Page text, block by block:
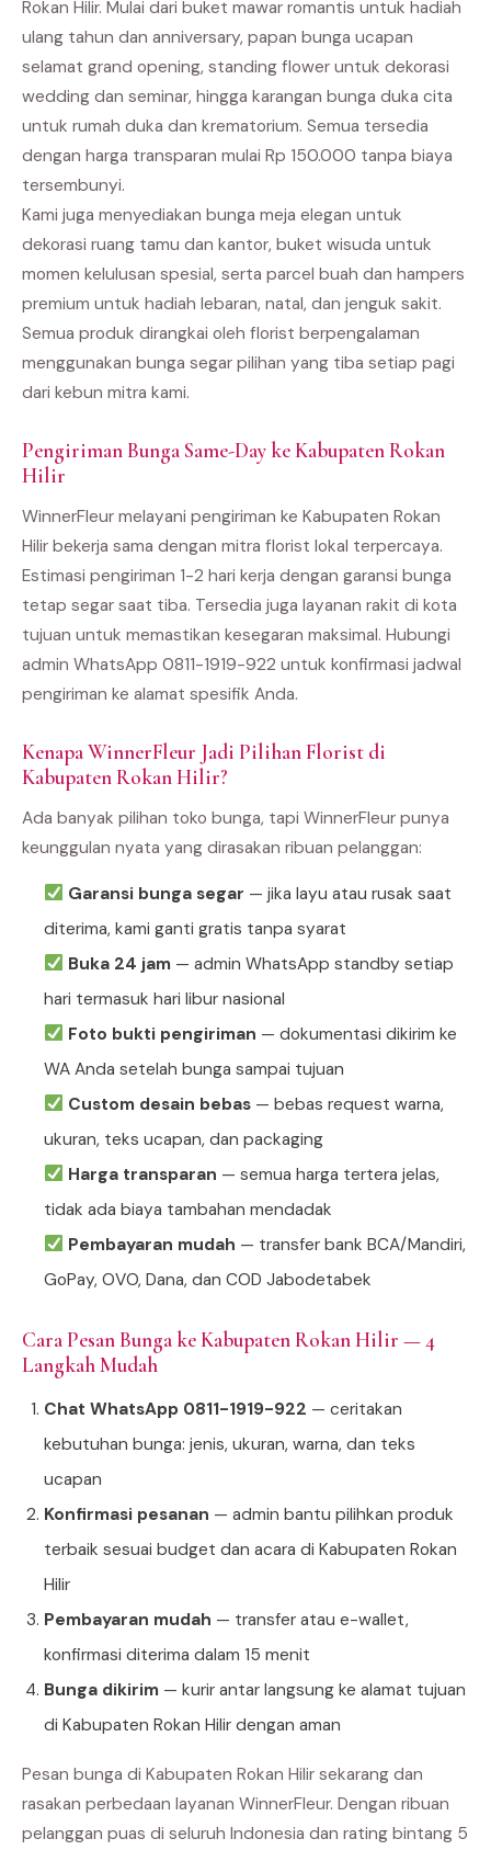
Rokan Hilir. Mulai dari buket mawar romantis untuk hadiah
ulang tahun dan anniversary, papan bunga ucapan
selamat grand opening, standing flower untuk dekorasi
wedding dan seminar, hingga karangan bunga duka cita
untuk rumah duka dan krematorium. Semua tersedia
dengan harga transparan mulai Rp 150.000 tanpa biaya
tersembunyi.
Kami juga menyediakan bunga meja elegan untuk
dekorasi ruang tamu dan kantor, buket wisuda untuk
momen kelulusan spesial, serta parcel buah dan hampers
premium untuk hadiah lebaran, natal, dan jenguk sakit.
Semua produk dirangkai oleh florist berpengalaman
menggunakan bunga segar pilihan yang tiba setiap pagi
dari kebun mitra kami.
Pengiriman Bunga Same-Day ke Kabupaten Rokan
Hilir
WinnerFleur melayani pengiriman ke Kabupaten Rokan
Hilir bekerja sama dengan mitra florist lokal terpercaya.
Estimasi pengiriman 1-2 hari kerja dengan garansi bunga
tetap segar saat tiba. Tersedia juga layanan rakit di kota
tujuan untuk memastikan kesegaran maksimal. Hubungi
admin WhatsApp 0811-1919-922 untuk konfirmasi jadwal
pengiriman ke alamat spesifik Anda.
Kenapa WinnerFleur Jadi Pilihan Florist di
Kabupaten Rokan Hilir?
Ada banyak pilihan toko bunga, tapi WinnerFleur punya
keunggulan nyata yang dirasakan ribuan pelanggan:
Garansi bunga segar — jika layu atau rusak saat
diterima, kami ganti gratis tanpa syarat
Buka 24 jam— admin WhatsApp standby setiap
hari termasuk hari libur nasional
Foto bukti pengiriman — dokumentasi dikirim ke
WA Anda setelah bunga sampai tujuan
Custom desain bebas— bebas request warna,
ukuran, teks ucapan, dan packaging
Harga transparan — semua harga tertera jelas,
tidak ada biaya tambahan mendadak
Pembayaran mudah — transfer bank BCA/Mandiri,
GoPay, OVO, Dana, dan COD Jabodetabek
Cara Pesan Bunga ke Kabupaten Rokan Hilir — 4
Langkah Mudah
Chat WhatsApp 0811-1919-922 — ceritakan
kebutuhan bunga: jenis, ukuran, warna, dan teks
ucapan
Konfirmasi pesanan — admin bantu pilihkan produk
terbaik sesuai budget dan acara di Kabupaten Rokan
Hilir
Pembayaran mudah — transfer atau e-wallet,
konfirmasi diterima dalam 15 menit
Bunga dikirim — kurir antar langsung ke alamat tujuan
di Kabupaten Rokan Hilir dengan aman
Pesan bunga di Kabupaten Rokan Hilir sekarang dan
rasakan perbedaan layanan WinnerFleur. Dengan ribuan
pelanggan puas di seluruh Indonesia dan rating bintang 5